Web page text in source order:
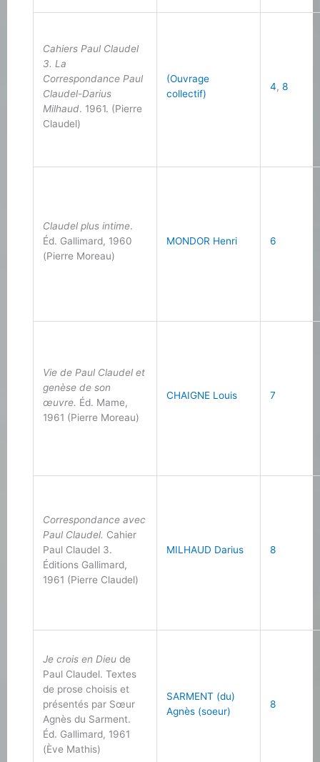
Cahiers Paul Claudel
3. La
Correspondance Paul
Claudel-Darius
Milhaud. 1961. (Pierre
Claudel)
(Ouvrage
collectif)
4,8
Claudel plus intime.
Éd. Gallimard, 1960
(Pierre Moreau)
MONDOR Henri 6
Vie de Paul Claudel et
genèse de son
œuvre. Éd. Mame,
1961 (Pierre Moreau)
CHAIGNE Louis 7
Correspondance avec
Paul Claudel. Cahier
Paul Claudel 3.
Éditions Gallimard,
1961 (Pierre Claudel)
MILHAUD Darius 8
Je crois en Dieu de
Paul Claudel. Textes
de prose choisis et
présentés par Sœur
Agnès du Sarment.
Éd. Gallimard, 1961
(Ève Mathis)
SARMENT (du)
Agnès (soeur)
8